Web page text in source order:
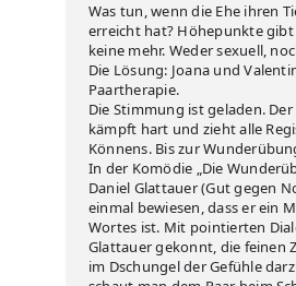
Was tun, wenn die Ehe ihren
erreicht hat? Höhepunkte gibt
keine mehr. Weder sexuell,
Die Lösung: Joana und
Paartherapie.
Die Stimmung ist geladen.
kämpft hart und zieht alle
Könnens. Bis zur
In der Komödie „Die
Daniel Glattauer (Gut gegen
einmal bewiesen, dass er ein
Wortes ist. Mit pointierten
Glattauer gekonnt, die feinen
im Dschungel der Gefühle